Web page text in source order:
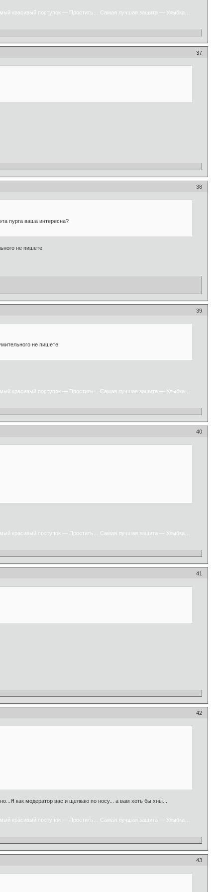
красивый поступок — Простить… Самая лучшая защита — Улыбка…
37
38
пурга ваша интересна?
не пишете
39
не пишете
красивый поступок — Простить… Самая лучшая защита — Улыбка…
40
красивый поступок — Простить… Самая лучшая защита — Улыбка…
41
42
как модератор вас и щелкаю по носу... а вам хоть бы хны...
красивый поступок — Простить… Самая лучшая защита — Улыбка…
43